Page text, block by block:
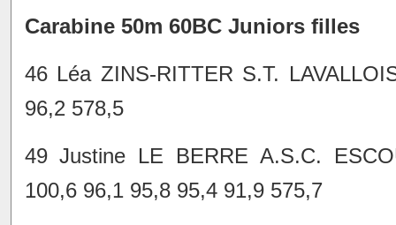
Carabine 50m 60BC Juniors filles
46 Léa ZINS-RITTER S.T.
96,2 578,5
49 Justine LE BERRE A.S.C.
100,6 96,1 95,8 95,4 91,9 575,7